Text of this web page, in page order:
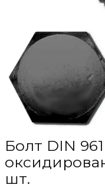
Болт DIN
шт.